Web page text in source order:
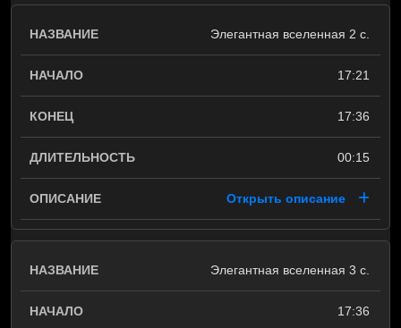
Элегантная вселенная 2 с.
17:21
17:36
00:15
Открыть описание
Элегантная вселенная 3 с.
17:36